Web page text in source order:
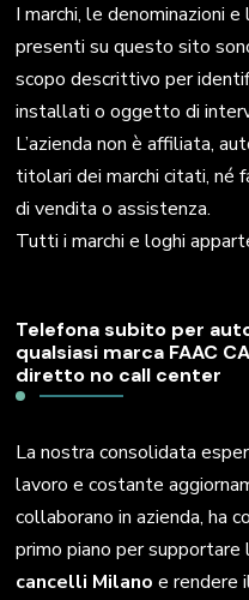
I marchi, le denominazioni
presenti su questo sito
scopo descrittivo per
installati o oggetto di
L’azienda non è affiliata,
titolari dei marchi citati, né
di vendita o assistenza.
Tutti i marchi e loghi
Telefona subito per
qualsiasi marca FAAC
diretto no call center
La nostra consolidata
lavoro e costante
collaborano in azienda, ha
primo piano per
cancelli Milano e rendere